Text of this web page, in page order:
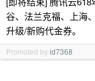
谷、法兰克福、上海
升级/新购代金券。
Promoted byid7368